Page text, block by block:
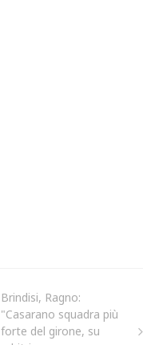
Brindisi, Ragno:
"Casarano squadra più
forte del girone, su